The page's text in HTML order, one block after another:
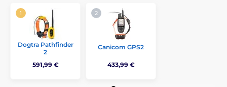
Dogtra Pathfinder
2
591,99 €
Canicom GPS2
433,99 €